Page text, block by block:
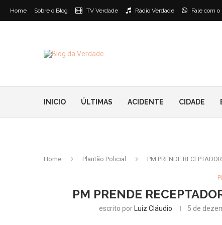
Home Sobre o Blog TV Verdade Rádio Verdade Fale com
INICIO ÚLTIMAS ACIDENTE CIDADE
Home Plantão Policial PM PRENDE
PM PRENDE
escrito por Luiz Cláudio 5 de